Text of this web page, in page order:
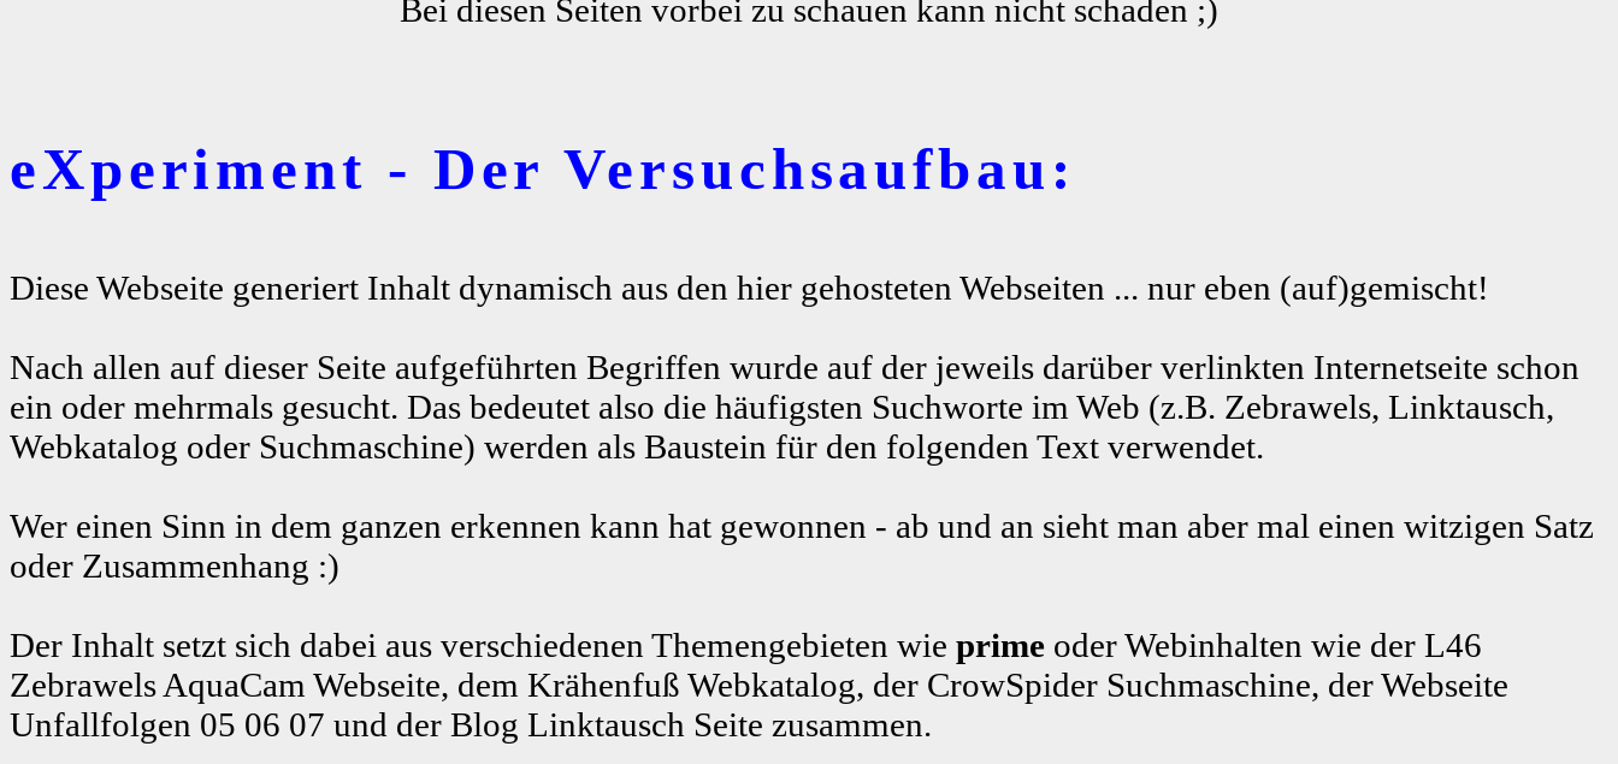
Bei diesen Seiten vorbei zu schauen kann nicht schaden ;)
eXperiment - Der Versuchsaufbau:
Diese Webseite generiert Inhalt dynamisch aus den hier gehosteten Webseiten ... nur eben (auf)gemischt!
Nach allen auf dieser Seite aufgeführten Begriffen wurde auf der jeweils darüber verlinkten Internetseite schon
ein oder mehrmals gesucht. Das bedeutet also die häufigsten Suchworte im Web (z.B. Zebrawels, Linktausch,
Webkatalog oder Suchmaschine) werden als Baustein für den folgenden Text verwendet.
Wer einen Sinn in dem ganzen erkennen kann hat gewonnen - ab und an sieht man aber mal einen witzigen Satz
oder Zusammenhang :)
Der Inhalt setzt sich dabei aus verschiedenen Themengebieten wie prime oder Webinhalten wie der L46
Zebrawels AquaCam Webseite, dem Krähenfuß Webkatalog, der CrowSpider Suchmaschine, der Webseite
Unfallfolgen 05 06 07 und der Blog Linktausch Seite zusammen.